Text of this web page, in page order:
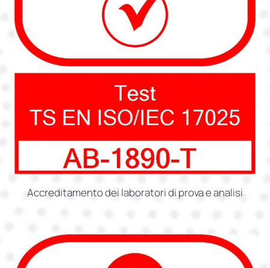
Accreditamento dei laboratori di prova e analisi